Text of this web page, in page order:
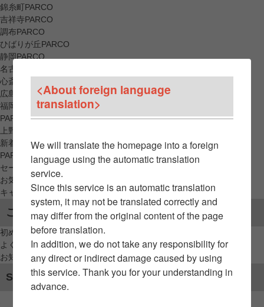
錦糸町PARCO
吉祥寺PARCO
調布PARCO
ひばりが丘PARCO
静岡PARCO
名古屋PARCO
心斎橋PARCO
広島PARCO
福岡PARCO
PARCO_ya
上野
新着アイテムから探す
PARCO限定アイテムから探す
セールアイテムから探す
お気に入りから探す
キャンペーン/クーポン対象から探す
ご利用案内
初めてのお客様へ
よくあるご質問 / お問い合わせ
お知らせ
SNSアカウント
<About foreign language
translation>
We will translate the homepage into a foreign
language using the automatic translation
service.
Since this service is an automatic translation
system, it may not be translated correctly and
may differ from the original content of the page
before translation.
In addition, we do not take any responsibility for
any direct or indirect damage caused by using
this service. Thank you for your understanding in
advance.